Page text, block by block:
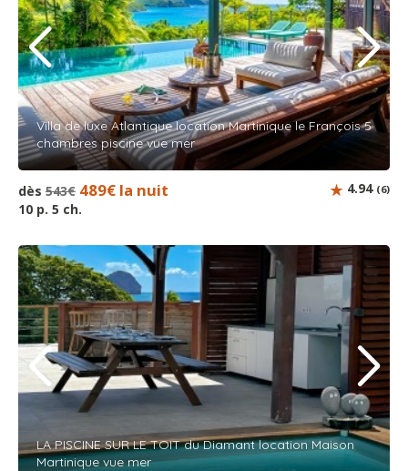
Villa de luxe Atlantique location Martinique le François 5
chambres piscine vue mer
dès 543€ 489€ la nuit
10 p. 5 ch.
4.94 (6)
LA PISCINE SUR LE TOIT du Diamant location Maison
Martinique vue mer